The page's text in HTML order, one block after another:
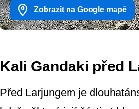
Zobrazit na Google mapě
Kali Gandaki před
Před Larjungem je